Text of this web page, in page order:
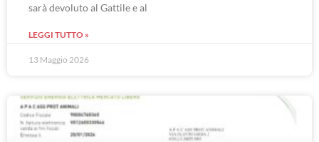
sarà devoluto al Gattile e al
LEGGI TUTTO »
13 Maggio 2026